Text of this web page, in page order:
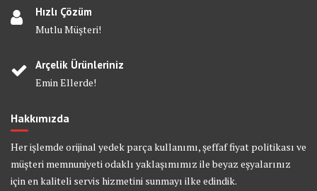
Hızlı Çözüm
Mutlu Müşteri!
Arçelik Ürünleriniz
Emin Ellerde!
Hakkımızda
Her işlemde orijinal yedek parça kullanımı, şeffaf fiyat politikası ve
müşteri memnuniyeti odaklı yaklaşımımız ile beyaz eşyalarınız
için en kaliteli servis hizmetini sunmayı ilke edindik.